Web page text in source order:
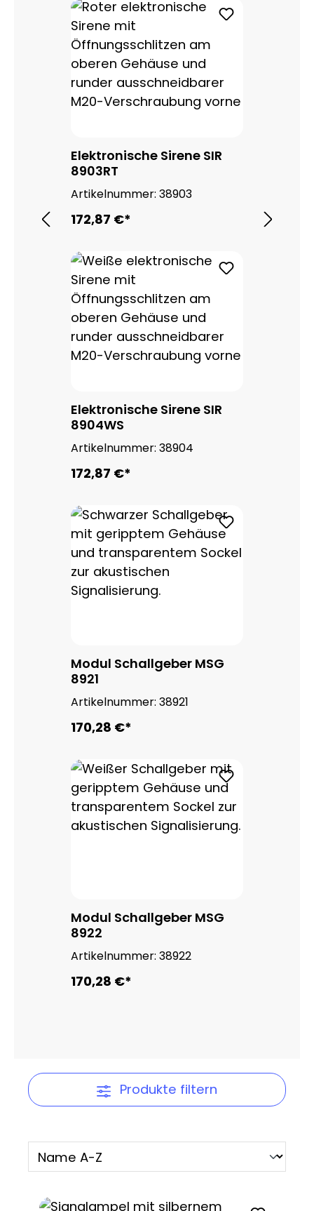
Elektronische Sirene SIR
8903RT
Artikelnummer: 38903
172,87 €*
Elektronische Sirene SIR
8904WS
Artikelnummer: 38904
172,87 €*
Modul Schallgeber MSG
8921
Artikelnummer: 38921
170,28 €*
Modul Schallgeber MSG
8922
Artikelnummer: 38922
170,28 €*
Produkte filtern